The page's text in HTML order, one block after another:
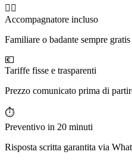
🧑‍⚕️
Accompagnatore incluso
Familiare o badante sempre
💶
Tariffe fisse e trasparenti
Prezzo comunicato prima di
⏱️
Preventivo in 20 minuti
Risposta scritta garantita via